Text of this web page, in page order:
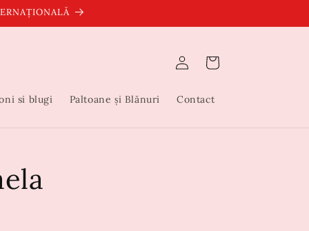
si blugi Paltoane și Blănuri Contact
Conectați-
Coș